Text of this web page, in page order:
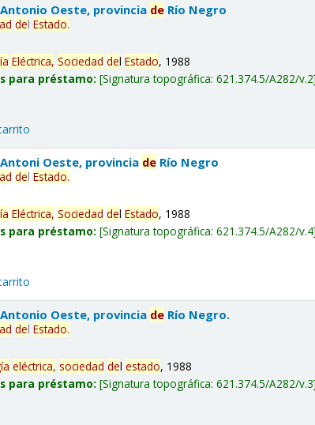
Oeste, provincia de Río Negro
delEstado.
Eléctrica, Sociedad delEstado, 1988
para préstamo: Signatura topográfica:621.374.5/A282/v.2
Oeste, provincia de Río Negro
delEstado.
Eléctrica, Sociedad delEstado, 1988
para préstamo: Signatura topográfica:621.374.5/A282/v.4
Oeste, provincia de Río Negro.
delEstado.
eléctrica, sociedad delestado, 1988
para préstamo: Signatura topográfica:621.374.5/A282/v.3